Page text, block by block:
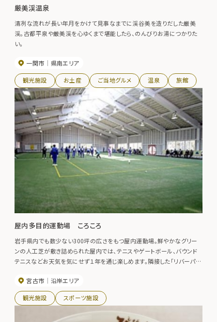
厳美渓温泉
清冽な流れが長い年月をかけて見事なまでに渓谷美を造りだした厳美
渓。古都平泉や厳美渓を心ゆくまで堪能したら、のんびりお湯につかりた
い。
一関市 県南エリア
観光施設 お土産 ご当地グルメ 温泉 旅館
屋内多目的運動場 ころころ
岩手県内でも数少ない300坪の広さをもつ屋内運動場。鮮やかなグリー
ンの人工芝が敷き詰められた屋内では、テニスやゲートボール、バウンド
テニスなどお天気を気にせず１年を通じ楽しめます。隣接した「リバーパー
などもありキャンプや宿泊と組み合わせて利用するのもお勧めです。施設
全面使用：３時間以内5,400円、５時間以内7,560円
宮古市 沿岸エリア
観光施設 スポーツ施設